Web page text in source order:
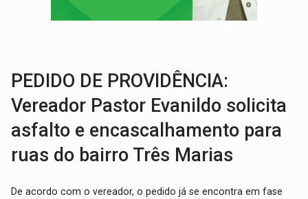
JUDICIÁRIO: Sinjur parabeniza servidores pelo adicional de incentivo com
FTICCO e Força Tática prendem membro do CV com arma e drogas
PEDIDO DE PROVIDÊNCIA:
Vereador Pastor Evanildo solicita
asfalto e encascalhamento para
ruas do bairro Três Marias
De acordo com o vereador, o pedido já se encontra em fase